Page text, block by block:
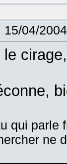
15/04/
le
qui parle
ne